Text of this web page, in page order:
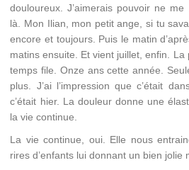
douloureux. J’aimerais pouvoir ne
là. Mon Ilian, mon petit ange, si tu
encore et toujours. Puis le matin
matins ensuite. Et vient juillet, enfin. La
temps file. Onze ans cette année.
plus. J’ai l’impression que c’était
c’était hier. La douleur donne une
la vie continue.
La vie continue, oui. Elle nous
rires d’enfants lui donnant un bien jolie